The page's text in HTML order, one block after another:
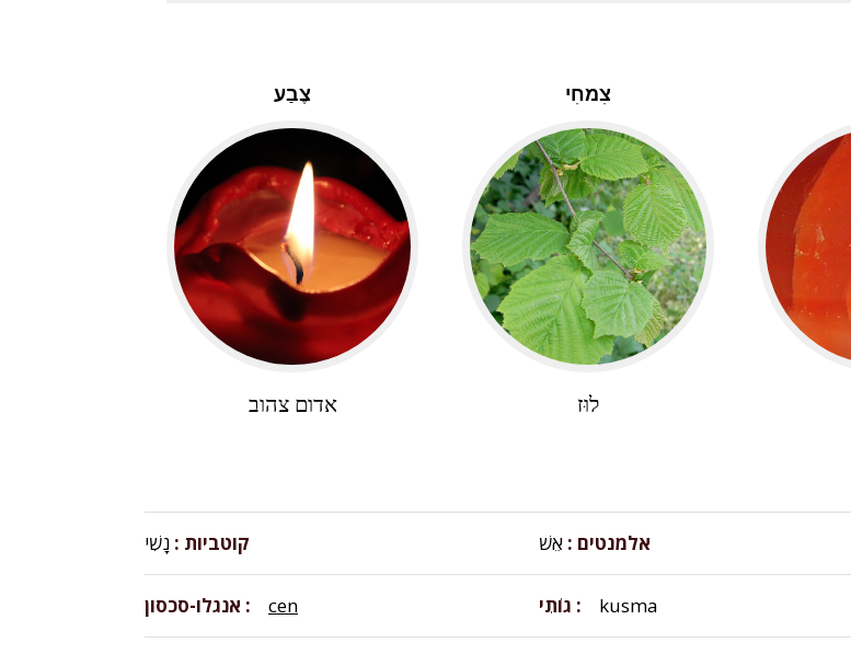
צֶבַע
אדום צהוב
צִמחִי
לוּז
קוטביות נָשִׁי אלמנטים אֵשׁ
אנגלו-סכסון cen גוֹתִי kusma